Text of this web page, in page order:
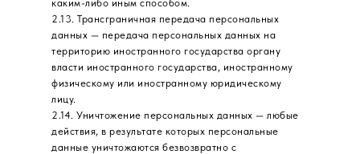
каким-либо иным способом.
2.13. Трансграничная передача персональных
данных — передача персональных данных на
территорию иностранного государства органу
власти иностранного государства, иностранному
физическому или иностранному юридическому
лицу.
2.14. Уничтожение персональных данных — любые
действия, в результате которых персональные
данные уничтожаются безвозвратно с